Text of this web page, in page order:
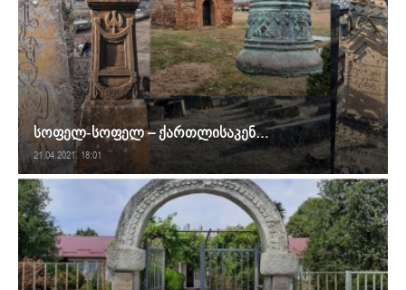
სოფელ-სოფელ – ქართლისაკენ…
21.04.2021. 18:01